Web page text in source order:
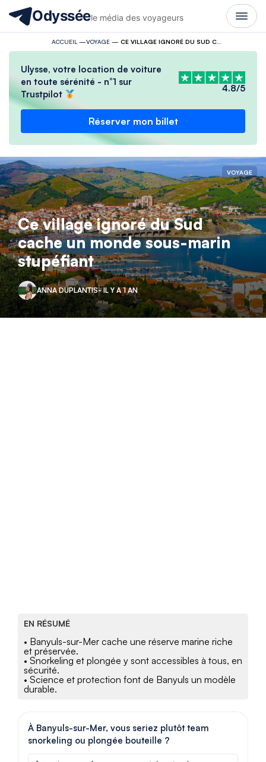
Odysséele média des voyageurs
ACCUEIL —VOYAGE— CE VILLAGE IGNORÉ DU SUD CACHE UN MONDE SOUS-MARIN STUPÉFIANT
Ulysse, votre location de voiture
en toute sérénité - n°1 sur
Trustpilot
4.8/5
Réserver mon billet
VOYAGE
Ce village ignoré du Sud
cache un monde sous-marin
stupéfiant
ANNA DUPLANTIS- IL Y A 1 AN
EN RÉSUMÉ
• Banyuls-sur-Mer cache une réserve marine riche
et préservée.
• Snorkeling et plongée y sont accessibles à tous, en
sécurité.
• Science et protection font de Banyuls un modèle
durable.
À Banyuls-sur-Mer, vous seriez plutôt team
snorkeling ou plongée bouteille ?